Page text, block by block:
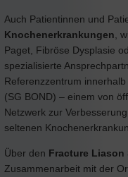
Auch Patientinnen und
Knochenerkrankungen ,
Paget, Fibröse Dysplasie
spezialisierte
Referenzzentrum
(SG BOND) – einem von
Netzwerk zur
seltenen
Über den Fracture Liason
Zusammenarbeit mit der